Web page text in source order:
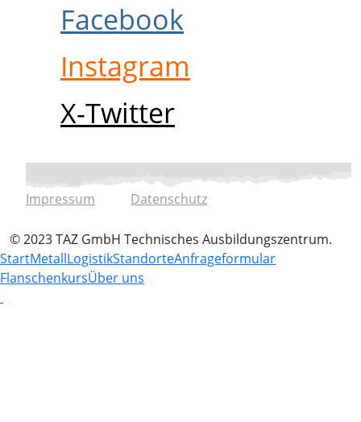
Facebook
Instagram
X-Twitter
Impressum Datenschutz
© 2023 TAZ GmbH Technisches Ausbildungszentrum.
StartMetallLogistikStandorteAnfrageformular
FlanschenkursÜber uns